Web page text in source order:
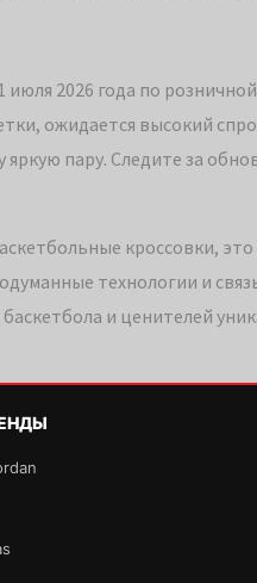
2026 года по
ожидается высокий
пару. Следите за
кроссовки,
технологии и
и ценителей